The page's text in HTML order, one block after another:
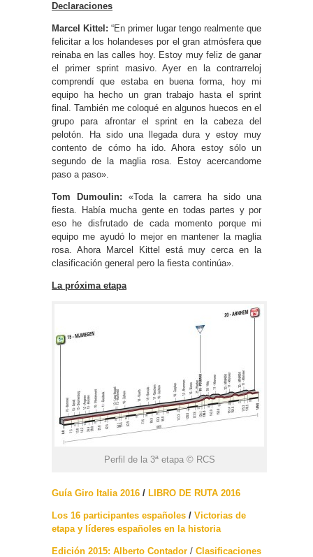
Declaraciones
Marcel Kittel: “En primer lugar tengo realmente que
felicitar a los holandeses por el gran atmósfera que
reinaba en las calles hoy. Estoy muy feliz de ganar
el primer sprint masivo. Ayer en la contrarreloj
comprendí que estaba en buena forma, hoy mi
equipo ha hecho un gran trabajo hasta el sprint
final. También me coloqué en algunos huecos en el
grupo para afrontar el sprint en la cabeza del
pelotón. Ha sido una llegada dura y estoy muy
contento de cómo ha ido. Ahora estoy sólo un
segundo de la maglia rosa. Estoy acercandome
paso a paso».
Tom Dumoulin: «Toda la carrera ha sido una
fiesta. Había mucha gente en todas partes y por
eso he disfrutado de cada momento porque mi
equipo me ayudó lo mejor en mantener la maglia
rosa. Ahora Marcel Kittel está muy cerca en la
clasificación general pero la fiesta continúa».
La próxima etapa
Perfil de la 3ª etapa © RCS
Guía Giro Italia 2016 / LIBRO DE RUTA 2016
Los 16 participantes españoles / Victorias de
etapa y líderes españoles en la historia
Edición 2015: Alberto Contador / Clasificaciones